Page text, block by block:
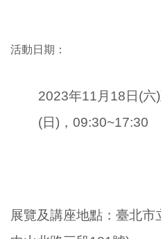
活動日期：
2023年11月18日(六
(日) ，09:30~17:30
展覽及講座地點：臺北